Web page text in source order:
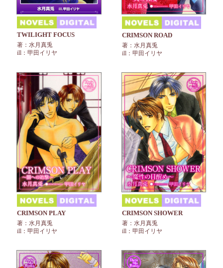
TWILIGHT FOCUS
著：水月真兎
ill：甲田イリヤ
CRIMSON ROAD
著：水月真兎
ill：甲田イリヤ
CRIMSON PLAY
著：水月真兎
ill：甲田イリヤ
CRIMSON SHOWER
著：水月真兎
ill：甲田イリヤ